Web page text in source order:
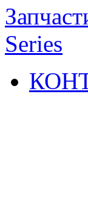
Series